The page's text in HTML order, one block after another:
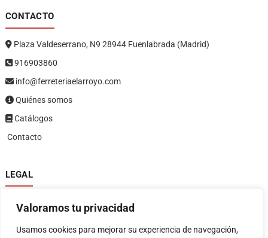
Valoramos tu privacidad
Usamos cookies para mejorar su experiencia de navegación,
CONTACTO
Plaza Valdeserrano, N9 28944 Fuenlabrada (Madrid)
916903860
info@ferreteriaelarroyo.com
Quiénes somos
Catálogos
Contacto
LEGAL
Política de privacidad
Política de devoluciones y reembolsos
Términos y condiciones